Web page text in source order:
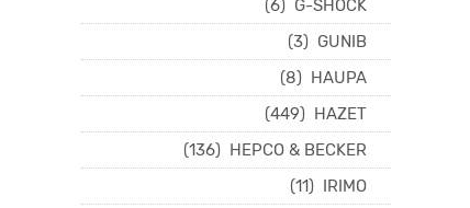
G-SHOCK
(6)
GUNIB
(3)
HAUPA
(8)
HAZET
(449)
HEPCO & BECKER
(136)
IRIMO
(11)